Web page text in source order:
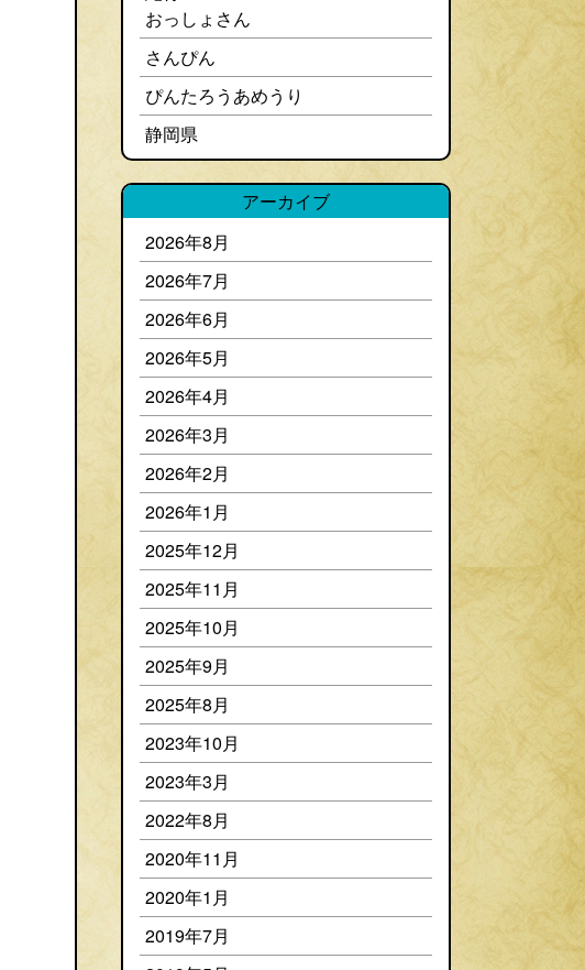
おっしょさん
さんぴん
ぴんたろうあめうり
静岡県
アーカイブ
2026年8月
2026年7月
2026年6月
2026年5月
2026年4月
2026年3月
2026年2月
2026年1月
2025年12月
2025年11月
2025年10月
2025年9月
2025年8月
2023年10月
2023年3月
2022年8月
2020年11月
2020年1月
2019年7月